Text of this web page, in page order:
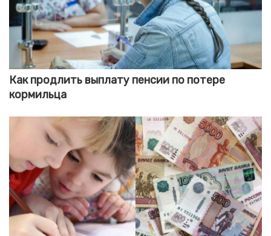
Как продлить выплату пенсии по потере
кормильца